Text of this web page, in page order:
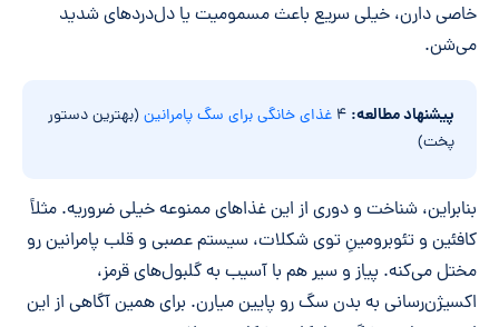
خاصی دارن، خیلی سریع باعث مسمومیت یا دل‌دردهای شدید
می‌شن.
پیشنهاد مطالعه: غذای خانگی برای سگ پامرانین(بهترین دستور
پخت‌)
بنابراین، شناخت و دوری از این غذاهای ممنوعه خیلی ضروریه. مثلاً
کافئین و تئوبرومینِ توی شکلات، سیستم عصبی و قلب پامرانین رو
مختل می‌کنه. پیاز و سیر هم با آسیب به گلبول‌های قرمز،
اکسیژن‌رسانی به بدن سگ رو پایین میارن. برای همین آگاهی از این